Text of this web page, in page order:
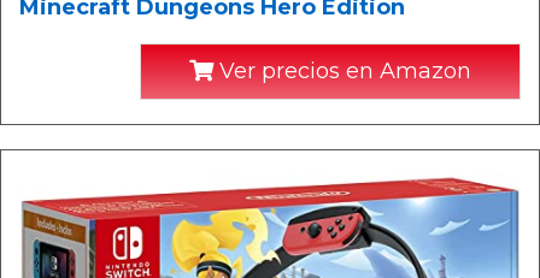
Minecraft Dungeons Hero Edition
Ver precios en Amazon